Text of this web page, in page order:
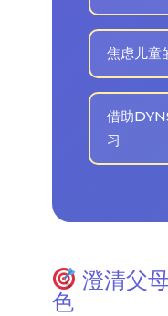
焦虑儿童
借助
习
澄清父
色